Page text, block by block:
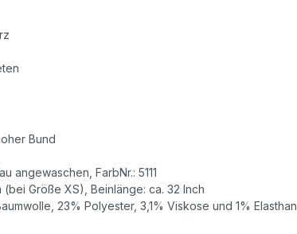
Bund
angewaschen, FarbNr.: 5111
(bei Größe XS), Beinlänge: ca. 32 Inch
23% Polyester, 3,1% Viskose und 1% Elasthan